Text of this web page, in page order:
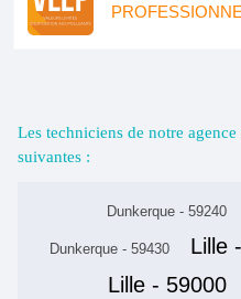
Les techniciens de notre
suivantes :
Dunkerque - 59240
Dunkerque - 59430 Lille
Lille - 59000